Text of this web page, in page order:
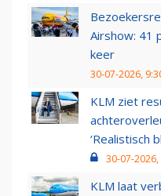
Airshow: 41
keer
30-07-2026,
KLM ziet
‘Realistisch
30-07-2026,
KLM laat